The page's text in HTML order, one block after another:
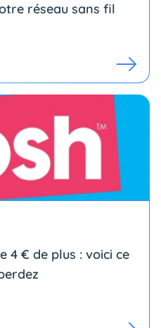
réseau sans fil
4 € de plus : voici ce